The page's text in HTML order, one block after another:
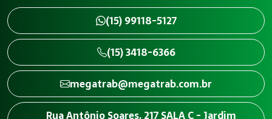
(15) 99118-5127
(15) 3418-6366
megatrab@megatrab.com.br
Rua Antônio Soares, 217 SALA C - Jardim